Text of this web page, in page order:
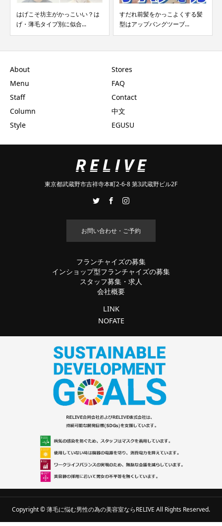
はげこそ坊主がかっこいい？は
げ・薄毛タイプ別に似合...
すだれ前髪をかっこよくする髪
型はアップバングツーブ...
About
Menu
Staff
Column
Style
Stores
FAQ
Contact
中文
EGUSU
東京都武蔵野市吉祥寺本町2-6-8 第3武蔵野ビル2F
お問い合わせ・ご予約
フランチャイズの募集
インショップ型フランチャイズの募集
スタッフ募集・求人
会社概要
LINK
NOFATE
Copyright © 薄毛に悩む男性の為の美容室ならRELIVE All Rights Reserved.